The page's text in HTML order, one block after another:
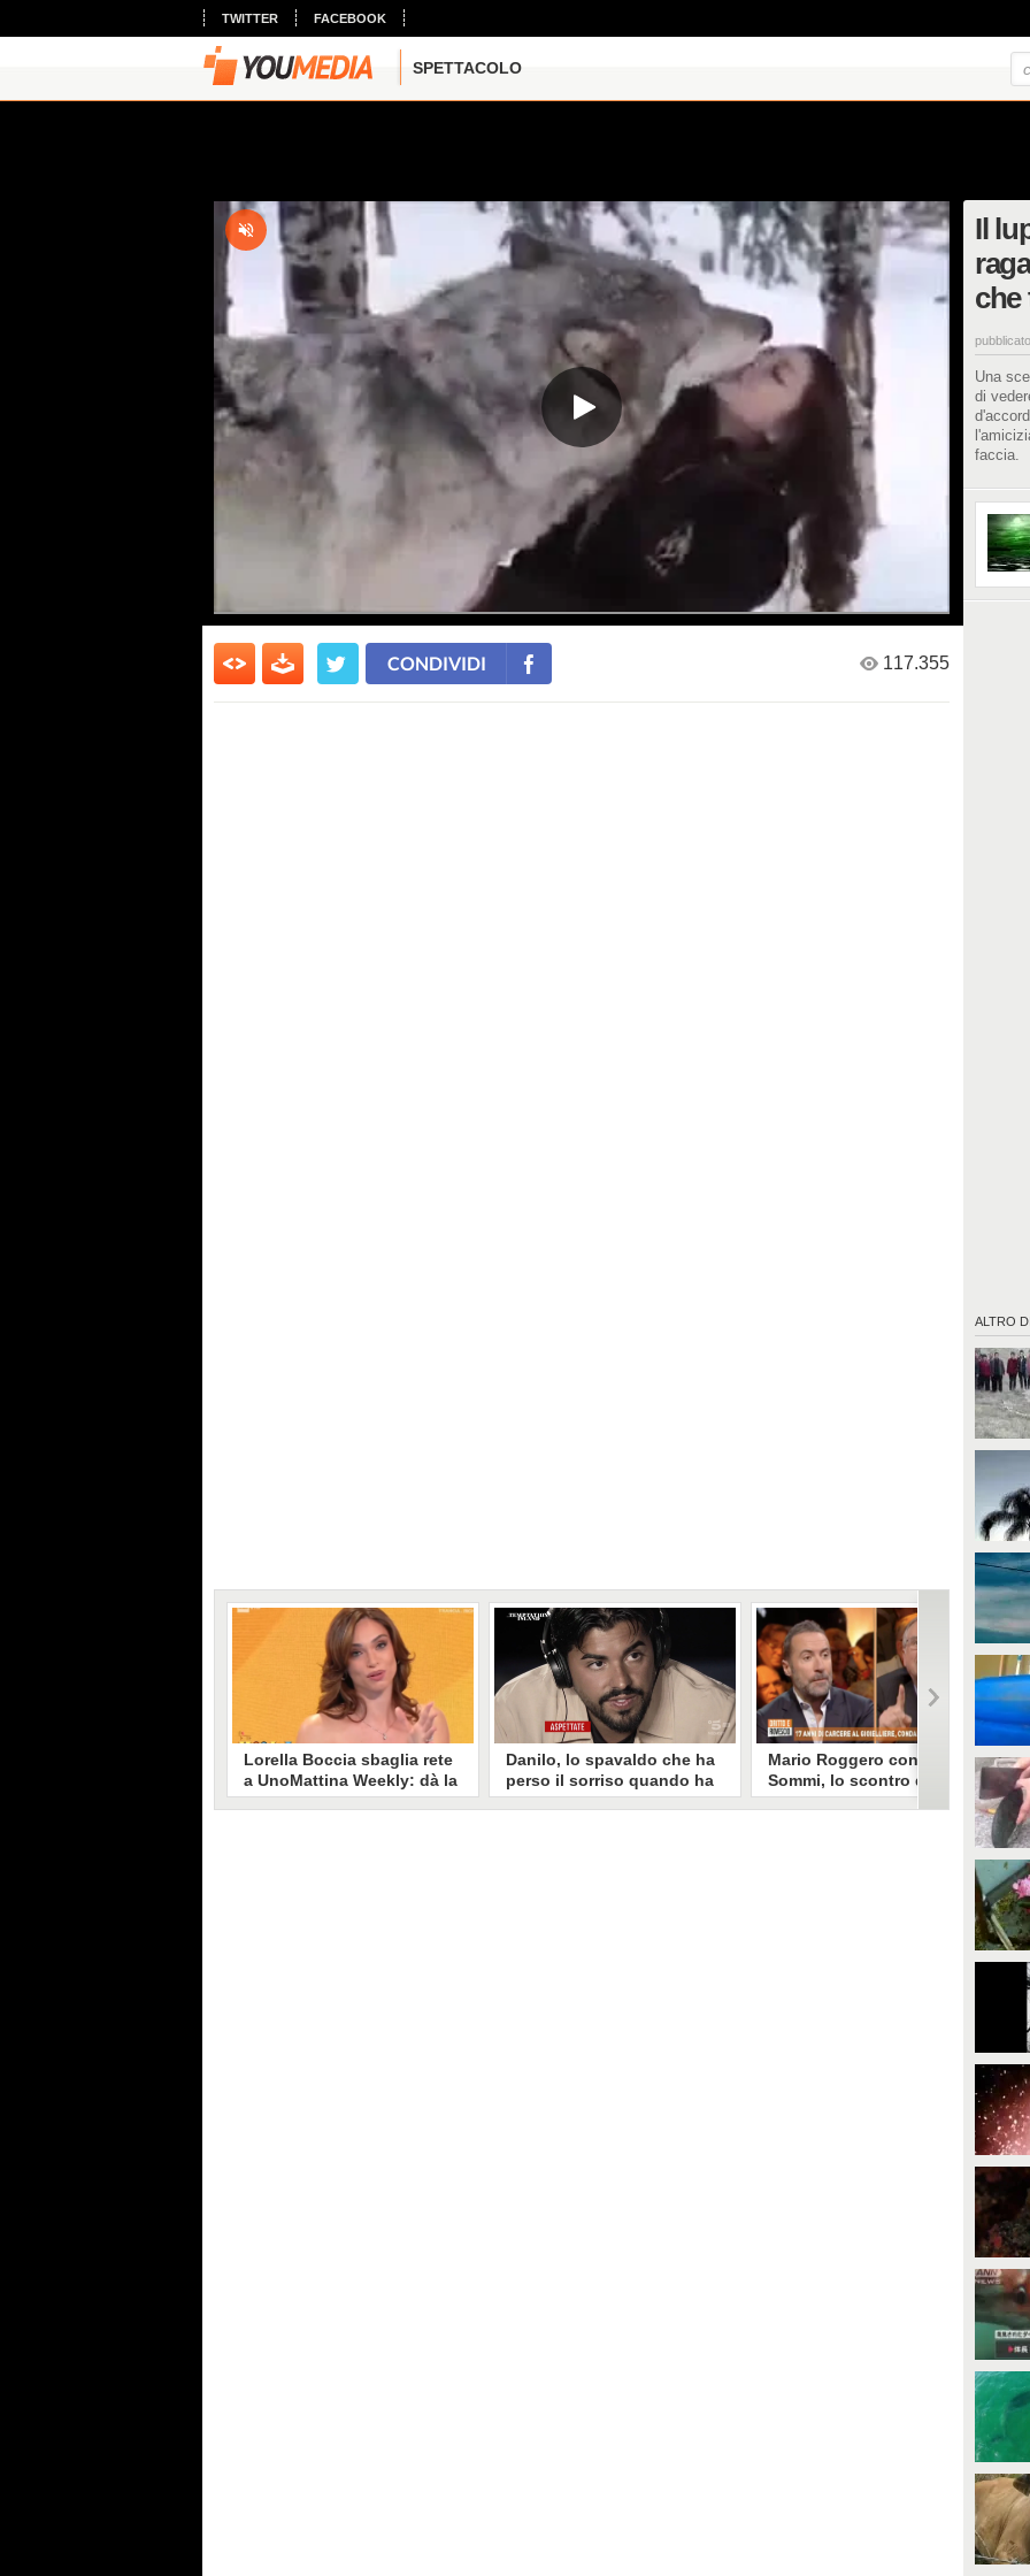
TWITTER FACEBOOK
SPETTACOLO
Il
che
Una
di
faccia.
ALTRO DI
CONDIVIDI 117.355
Lorella Boccia sbaglia rete
a UnoMattina Weekly: dà la
linea al Tg5 invece che al
Danilo, lo spavaldo che ha
perso il sorriso quando ha
scoperto la gelosia a
Mario Roggero contro Luca
Sommi, lo scontro del 2023
torna virale: "Lo
Roggero e Luca Sommi a Dritto e
Rovescio nel dicembre 2023. Alla
gioielliere, ora condannato in via